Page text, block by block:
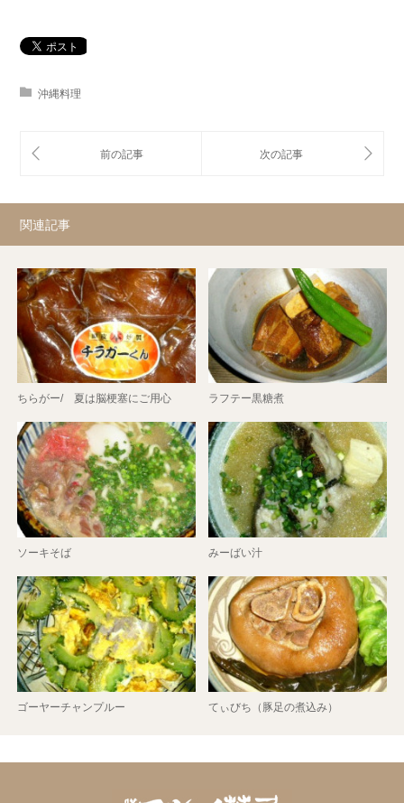
沖縄料理
関連記事
ちらがー/ 夏は脳梗塞にご用心 ラフテー黒糖煮
ソーキそば みーばい汁
ゴーヤーチャンプルー てぃびち（豚足の煮込み）